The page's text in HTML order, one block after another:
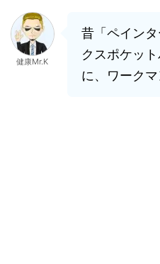
健康Mr.K
昔「ペイン
クスポケッ
に、ワークマ